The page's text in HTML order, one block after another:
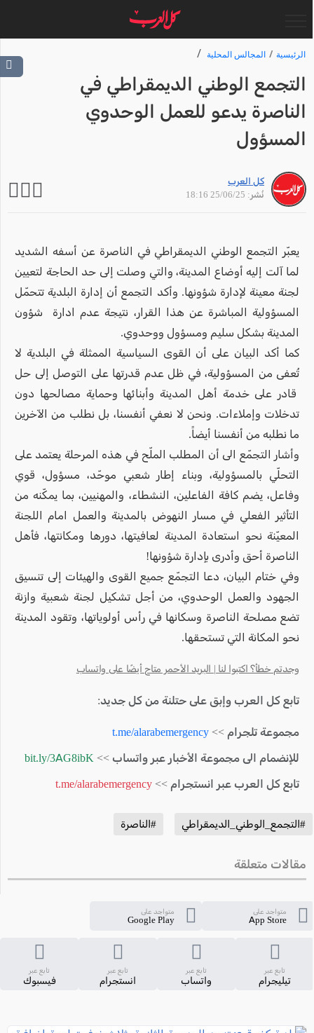
الرئيسية المجالس المحلية
التجمع الوطني الديمقراطي في
الناصرة يدعو للعمل الوحدوي
المسؤول
كل العرب
نُشر: 25/06/25 18:16
يعبّر التجمع الوطني الديمقراطي في الناصرة عن أسفه الشديد
لما آلت إليه أوضاع المدينة، والتي وصلت إلى حد الحاجة لتعيين
لجنة معينة لإدارة شؤونها. وأكد التجمع أن إدارة البلدية تتحمّل
المسؤولية المباشرة عن هذا القرار، نتيجة عدم ادارة شؤون
المدينة بشكل سليم ومسؤول ووحدوي.
كما أكد البيان على أن القوى السياسية الممثلة في البلدية لا
تُعفى من المسؤولية، في ظل عدم قدرتها على التوصل إلى حل
قادر على خدمة أهل المدينة وأبنائها وحماية مصالحها دون
تدخلات وإملاءات. ونحن لا نعفي أنفسنا، بل نطلب من الآخرين
ما نطلبه من أنفسنا أيضاً.
وأشار التجمّع الى أن المطلب الملّح في هذه المرحلة يعتمد على
التحلّي بالمسؤولية، وبناء إطار شعبي موحّد، مسؤول، قوي
وفاعل، يضم كافة الفاعلين، النشطاء، والمهنيين، بما يمكّنه من
التأثير الفعلي في مسار النهوض بالمدينة والعمل امام اللجنة
المعيّنة نحو استعادة المدينة لعافيتها، دورها ومكانتها، فأهل
الناصرة أحق وأدرى بإدارة شؤونها!
وفي ختام البيان، دعا التجمّع جميع القوى والهيئات إلى تنسيق
الجهود والعمل الوحدوي، من أجل تشكيل لجنة شعبية وازنة
تضع مصلحة الناصرة وسكانها في رأس أولوياتها، وتقود المدينة
نحو المكانة التي تستحقها.
وجدتم خطأ؟ اكتبوا لنا | البريد الأحمر متاح أيضًا على واتساب
تابع كل العرب وإبق على حتلنة من كل جديد:
مجموعة تلجرام >> t.me/alarabemergency
للإنضمام الى مجموعة الأخبار عبر واتساب >> bit.ly/3AG8ibK
تابع كل العرب عبر انستجرام >> t.me/alarabemergency
#التجمع_الوطني_الديمقراطي #الناصرة
مقالات متعلقة
متواجد على
App Store
متواجد على
Google Play
تابع عبر
تيليجرام
تابع عبر
واتساب
تابع عبر
انستجرام
تابع عبر
فيسبوك